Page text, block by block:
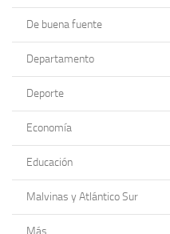
De buena fuente
Departamento
Deporte
Economía
Educación
Malvinas y Atlántico Sur